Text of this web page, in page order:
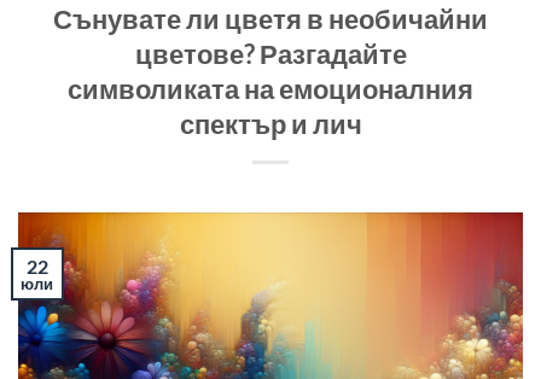
Сънувате ли цветя в необичайни
цветове? Разгадайте
символиката на емоционалния
спектър и лич
22
юли